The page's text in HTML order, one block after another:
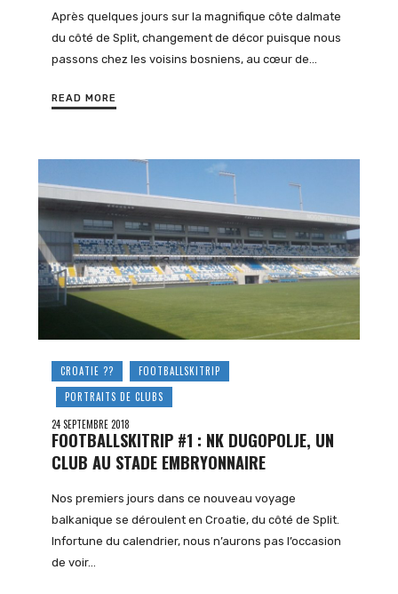
Après quelques jours sur la magnifique côte dalmate
du côté de Split, changement de décor puisque nous
passons chez les voisins bosniens, au cœur de…
READ MORE
CROATIE ??
FOOTBALLSKITRIP
PORTRAITS DE CLUBS
24 SEPTEMBRE 2018
FOOTBALLSKITRIP #1 : NK DUGOPOLJE, UN
CLUB AU STADE EMBRYONNAIRE
Nos premiers jours dans ce nouveau voyage
balkanique se déroulent en Croatie, du côté de Split.
Infortune du calendrier, nous n’aurons pas l’occasion
de voir…